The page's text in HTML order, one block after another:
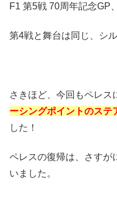
F1 第5戦 70周年記念GP
第4戦と舞台は同じ、シ
さきほど、今回もペレス
ーシングポイントのステ
した！
ペレスの復帰は、さすが
いました。